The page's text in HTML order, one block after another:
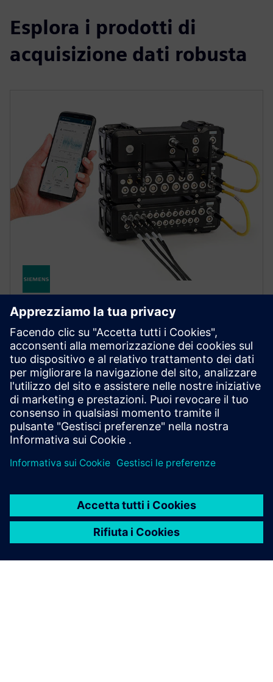
Esplora i prodotti di
acquisizione dati robusta
SIMCENTER TESTING
Simcenter SCADAS RS hardware
Improve efficiency of multi-physics testing in
demanding environments using robust, flexible and
high-performance data acquisition systems with
remote connectivity.